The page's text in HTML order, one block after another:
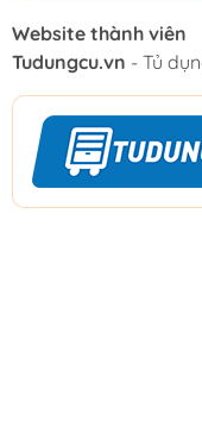
Website thành viên
Tudungcu.vn - Tủ